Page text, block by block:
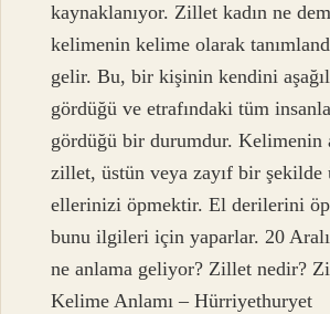
kaynaklanıyor. Zillet kadın ne
kelimenin kelime olarak
gelir. Bu, bir kişinin kendini
gördüğü ve etrafındaki tüm
gördüğü bir durumdur. Kelimenin
zillet, üstün veya zayıf bir şekilde
ellerinizi öpmektir. El derilerini
bunu ilgileri için yaparlar. 20
ne anlama geliyor? Zillet nedir?
Kelime Anlamı – Hürriyethuryet